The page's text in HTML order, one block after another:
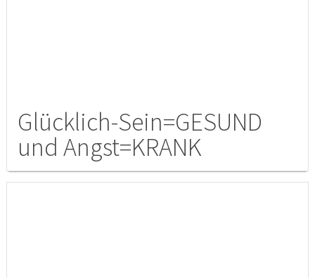
Glücklich-Sein=GESUND
und Angst=KRANK